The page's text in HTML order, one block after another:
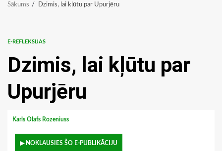
Sākums Dzimis, lai kļūtu par Upurjēru
E-REFLEKSIJAS
Dzimis, lai kļūtu par
Upurjēru
Karls Olafs Rozeniuss
▶ NOKLAUSIES ŠO E-PUBLIKĀCIJU